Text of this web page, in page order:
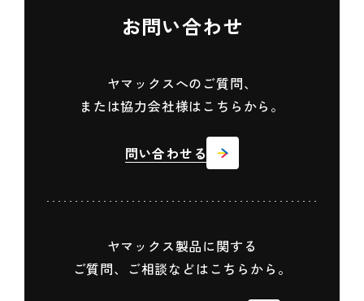
お問い合わせ
ヤマックスへのご質問、
または協力会社様はこちらから。
問い合わせる
ヤマックス製品に関する
ご質問、ご相談などはこちらから。